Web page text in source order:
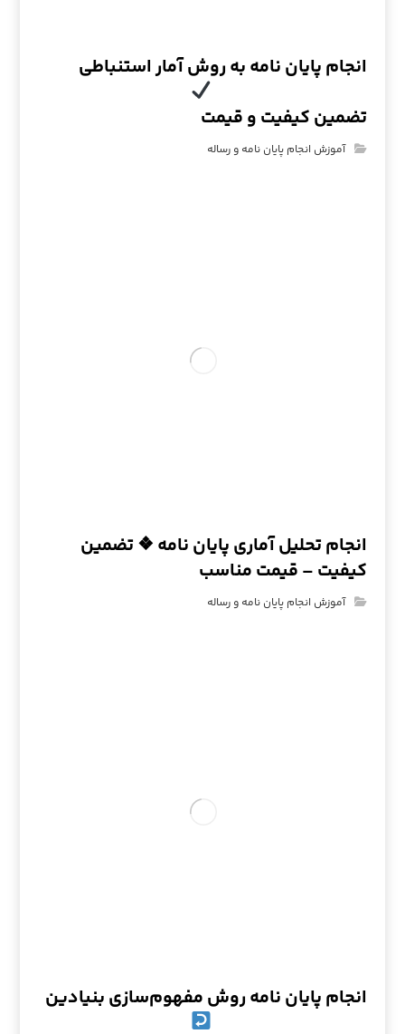
انجام پایان نامه به روش آمار استنباطی
تضمین کیفیت و قیمت
آموزش انجام پایان نامه و رساله
انجام تحلیل آماری پایان نامه ❖ تضمین
کیفیت – قیمت مناسب
آموزش انجام پایان نامه و رساله
انجام پایان نامه روش مفهوم‌سازی بنیادین